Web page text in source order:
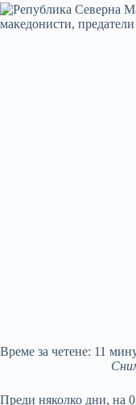
Време за четене: 11
Преди няколко дни, на